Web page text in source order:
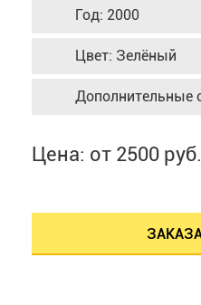
Год: 2000
Цвет: Зелёный
Дополнительные
Цена: от 2500